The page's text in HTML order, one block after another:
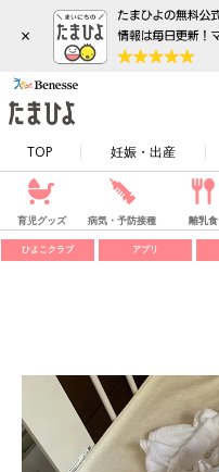
×
TOP 妊娠・出産
育児グッズ 病気・予防接種 離乳食
ひよこクラブ アプリ